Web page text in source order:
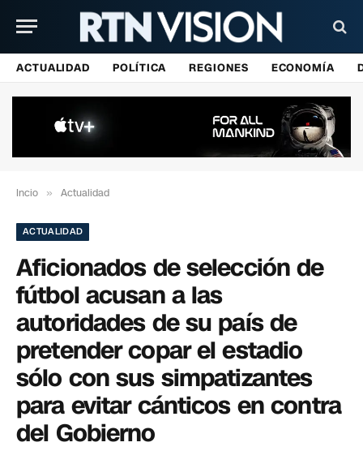
ACTUALIDAD POLÍTICA REGIONES ECONOMÍA
Incio » Actualidad
ACTUALIDAD
Aficionados de selección de
fútbol acusan a las
autoridades de su país de
pretender copar el estadio
sólo con sus simpatizantes
para evitar cánticos en contra
del Gobierno